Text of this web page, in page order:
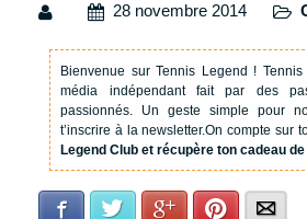
28 novembre 2014
Bienvenue sur Tennis Legend !
média indépendant fait par des
passionnés. Un geste simple pour
t’inscrire à la newsletter.On compte sur
Legend Club et récupère ton cadeau
Facebook Twitter Google+Pinterest